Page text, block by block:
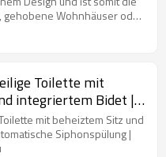
gehobene Wohnhäuser oder
Toilette mit
integriertem Bidet |
| Weiß /
mit beheiztem Sitz und
Siphonspülung |